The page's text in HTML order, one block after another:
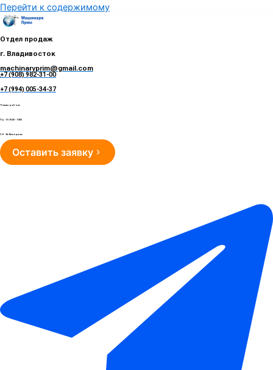
Перейти к содержимому
Отдел продаж
г. Владивосток
machinaryprim@gmail.com
+7 (908) 982-31-00
+7 (994) 005-34-37
Режим работы
Пн - Пт 10:00 - 19:00
Сб - Вс Выходные
Оставить заявку